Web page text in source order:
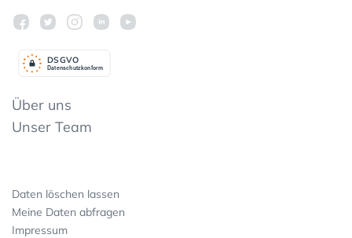
Datenschutzkonform
DSGVO
Über uns
Unser Team
Daten löschen lassen
Meine Daten abfragen
Impressum